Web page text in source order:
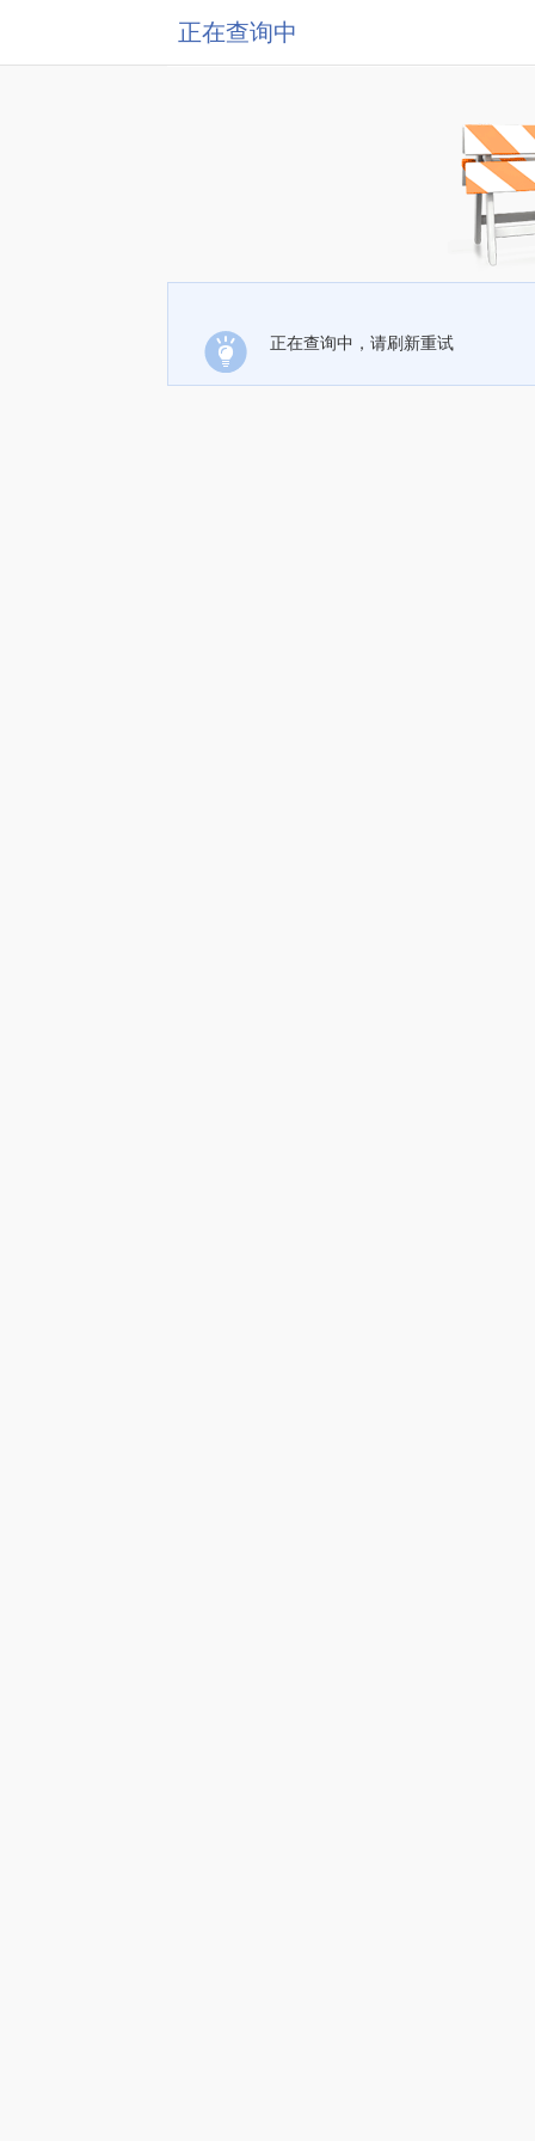
正在查询中
正在查询中，请刷新重试